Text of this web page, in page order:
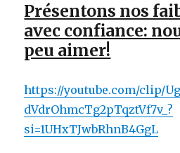
Présentons nos
avec confiance:
peu aimer!
https://youtube.com/clip/
dVdrOhmcTg2pTqztVf7v_?
si=1UHxTJwbRhnB4GgL